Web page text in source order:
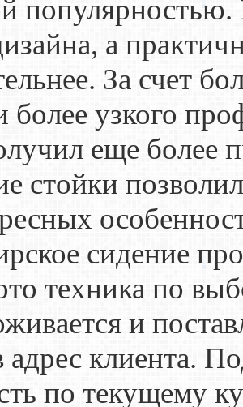
популярностью.
а
За счет
более узкого
еще более
стойки
сидение
техника по
и
адрес клиента.
по текущему